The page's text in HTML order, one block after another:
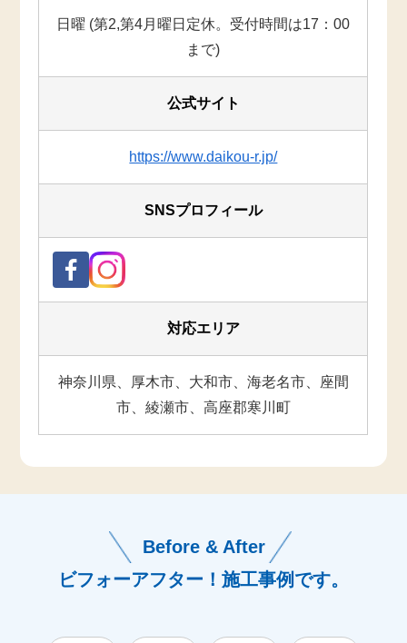
日曜 (第2,第4月曜日定休。受付時間は17：00
まで)
公式サイト
https://www.daikou-r.jp/
SNSプロフィール
対応エリア
神奈川県、厚木市、大和市、海老名市、座間
市、綾瀬市、高座郡寒川町
Before & After
ビフォーアフター！施工事例です。